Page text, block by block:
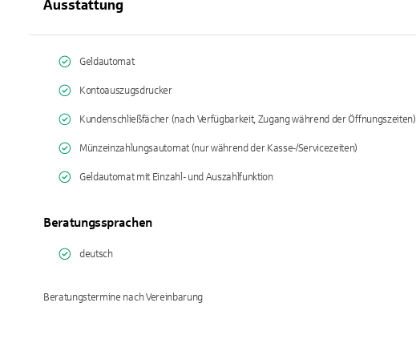
Ausstattung
Geldautomat
Kontoauszugsdrucker
Kundenschließfächer (nach Verfügbarkeit, Zugang während der Öffnungszeiten)
Münzeinzahlungsautomat (nur während der Kasse-/Servicezeiten)
Geldautomat mit Einzahl- und Auszahlfunktion
Beratungssprachen
deutsch
Beratungstermine nach Vereinbarung